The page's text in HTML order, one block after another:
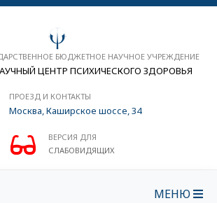
БЮДЖЕТНОЕ НАУЧНОЕ УЧРЕЖДЕНИЕ
ЦЕНТР ПСИХИЧЕСКОГО ЗДОРОВЬЯ
ПРОЕЗД И КОНТАКТЫ
Москва, Каширское шоссе, 34
ВЕРСИЯ ДЛЯ
СЛАБОВИДЯЩИХ
МЕНЮ